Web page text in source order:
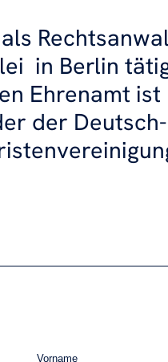
in Berlin
Ehrenamt ist
der Deutsch-